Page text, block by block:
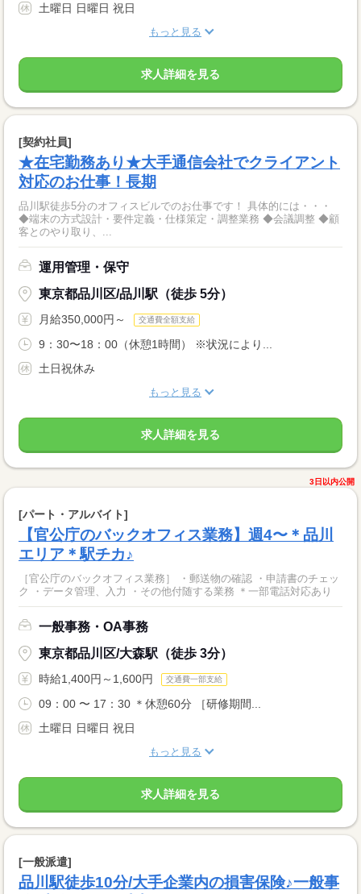
土曜日 日曜日 祝日
もっと見る
求人詳細を見る
[契約社員]
★在宅勤務あり★大手通信会社でクライアント
対応のお仕事！長期
品川駅徒歩5分のオフィスビルでのお仕事です！ 具体的には・・・
◆端末の方式設計・要件定義・仕様策定・調整業務 ◆会議調整 ◆顧
客とのやり取り、...
運用管理・保守
東京都品川区/品川駅（徒歩 5分）
月給350,000円～ 交通費全額支給
9：30〜18：00（休憩1時間） ※状況により...
土日祝休み
もっと見る
求人詳細を見る
3日以内公開
[パート・アルバイト]
【官公庁のバックオフィス業務】週4〜＊品川
エリア＊駅チカ♪
［官公庁のバックオフィス業務］ ・郵送物の確認 ・申請書のチェッ
ク ・データ管理、入力 ・その他付随する業務 ＊一部電話対応あり
一般事務・OA事務
東京都品川区/大森駅（徒歩 3分）
時給1,400円～1,600円 交通費一部支給
09：00 〜 17：30 ＊休憩60分 ［研修期間...
土曜日 日曜日 祝日
もっと見る
求人詳細を見る
[一般派遣]
品川駅徒歩10分/大手企業内の損害保険♪一般事